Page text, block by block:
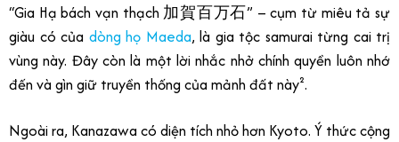
“Gia Hạ bách vạn thạch 加賀百万石” – cụm từ miêu tả sự
giàu có của dòng họ Maeda, là gia tộc samurai từng cai trị
vùng này. Đây còn là một lời nhắc nhở chính quyền luôn nhớ
đến và gìn giữ truyền thống của mảnh đất này².
Ngoài ra, Kanazawa có diện tích nhỏ hơn Kyoto. Ý thức cộng